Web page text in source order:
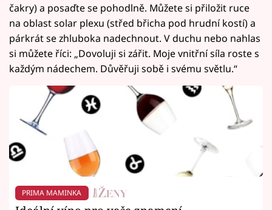
čakry) a posaďte se pohodlně. Můžete si přiložit ruce
na oblast solar plexu (střed břicha pod hrudní kostí) a
párkrát se zhluboka nadechnout. V duchu nebo nahlas
si můžete říci: „Dovoluji si zářit. Moje vnitřní síla roste s
každým nádechem. Důvěřuji sobě i svému světlu.“
PRIMA MAMINKA